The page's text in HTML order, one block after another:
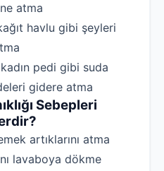
atma
havlu gibi şeyleri
pedi gibi suda
gidere atma
Sebepleri
artıklarını atma
lavaboya dökme